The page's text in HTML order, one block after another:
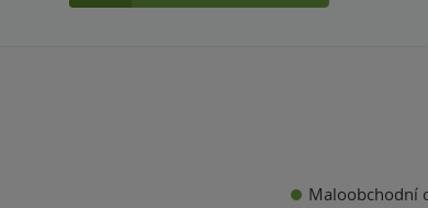
Maloobchodní